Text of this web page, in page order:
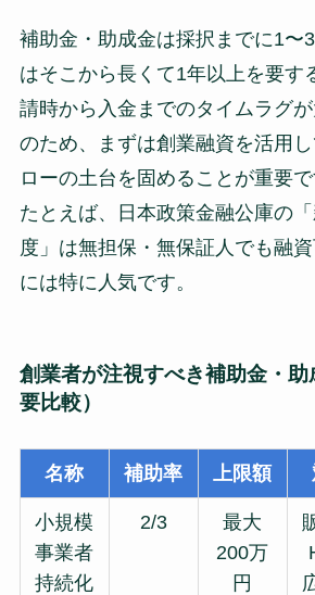
補助金・助成金は採択までに1〜
はそこから長くて1年以上を要す
請時から入金までのタイムラグ
のため、まずは創業融資を活用
ローの土台を固めることが重要で
たとえば、日本政策金融公庫の
度」は無担保・無保証人でも融
には特に人気です。
創業者が注視すべき補助金・
要比較）
名称 補助率 上限額
小規模
事業者
持続化
2/3
最大
200万
円